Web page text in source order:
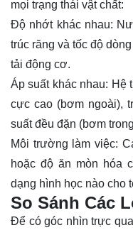
mọi trạng thái vật chất:
Độ nhớt khác nhau:
trúc răng và tốc độ
tải động cơ.
Áp suất khác nhau: Hệ
cực cao (bơm ngoài),
suất đều đặn (bơm
Môi trường làm việc:
hoặc độ ăn mòn hóa
dạng hình học nào cho
So Sánh Các
Để có góc nhìn trực